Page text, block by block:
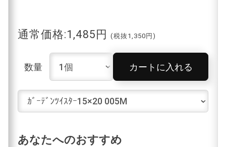
通常価格:1,485円 (税抜1,350円)
数量 カートに入れる
あなたへのおすすめ